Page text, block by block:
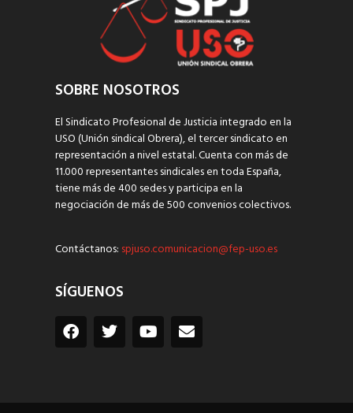
SOBRE NOSOTROS
El Sindicato Profesional de Justicia integrado en la
USO (Unión sindical Obrera), el tercer sindicato en
representación a nivel estatal. Cuenta con más de
11.000 representantes sindicales en toda España,
tiene más de 400 sedes y participa en la
negociación de más de 500 convenios colectivos.
Contáctanos: spjuso.comunicacion@fep-uso.es
SÍGUENOS